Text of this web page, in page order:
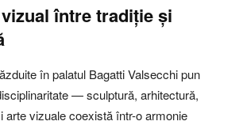
între tradiție și
în palatul Bagatti Valsecchi pun
— sculptură, arhitectură,
arte vizuale coexistă într-o armonie